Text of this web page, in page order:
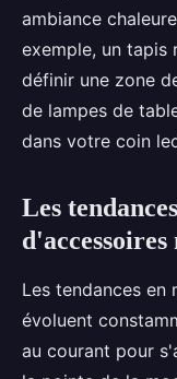
ambiance
exemple, un tapis
définir une zone
de lampes de
dans votre coin
Les
d'accessoires
Les tendances en
évoluent
au courant pour